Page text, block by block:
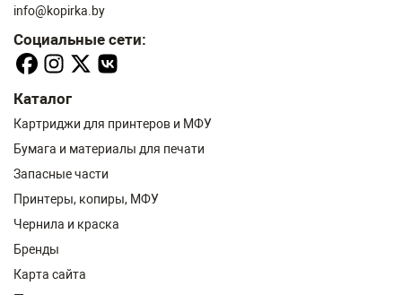
info@kopirka.by
Социальные сети:
Каталог
Картриджи для принтеров и МФУ
Бумага и материалы для печати
Запасные части
Принтеры, копиры, МФУ
Чернила и краска
Бренды
Карта сайта